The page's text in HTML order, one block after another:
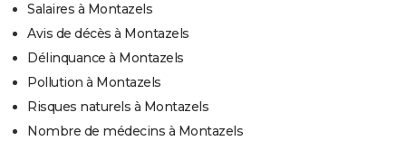
Salaires à Montazels
Avis de décès à Montazels
Délinquance à Montazels
Pollution à Montazels
Risques naturels à Montazels
Nombre de médecins à Montazels